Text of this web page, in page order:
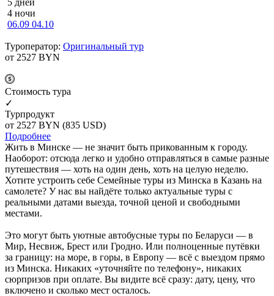
4 ночи
06.09 04.10
Туроператор: Оригинальный тур
от 2527 BYN
Cтоимость тура
✓
Турпродукт
от 2527 BYN (835 USD)
Подробнее
Жить в Минске — не значит быть прикованным к городу.
Наоборот: отсюда легко и удобно отправляться в самые разные
путешествия — хоть на один день, хоть на целую неделю.
Хотите устроить себе Семейные туры из Минска в Казань на
самолете? У нас вы найдёте только актуальные туры с
реальными датами выезда, точной ценой и свободными
местами.
Это могут быть уютные автобусные туры по Беларуси — в
Мир, Несвиж, Брест или Гродно. Или полноценные путёвки
за границу: на море, в горы, в Европу — всё с выездом прямо
из Минска. Никаких «уточняйте по телефону», никаких
сюрпризов при оплате. Вы видите всё сразу: дату, цену, что
включено и сколько мест осталось.